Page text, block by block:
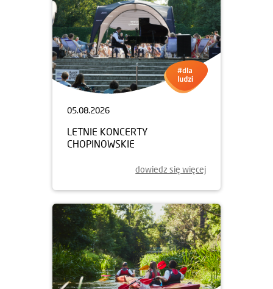
05.08.2026
LETNIE KONCERTY
CHOPINOWSKIE
dowiedz się więcej